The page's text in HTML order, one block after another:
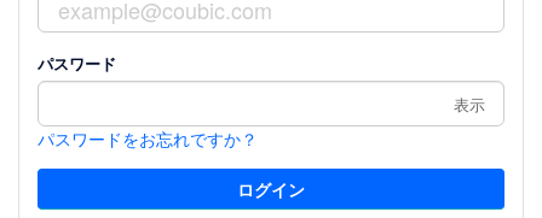
パスワード
表示
パスワードをお忘れですか？